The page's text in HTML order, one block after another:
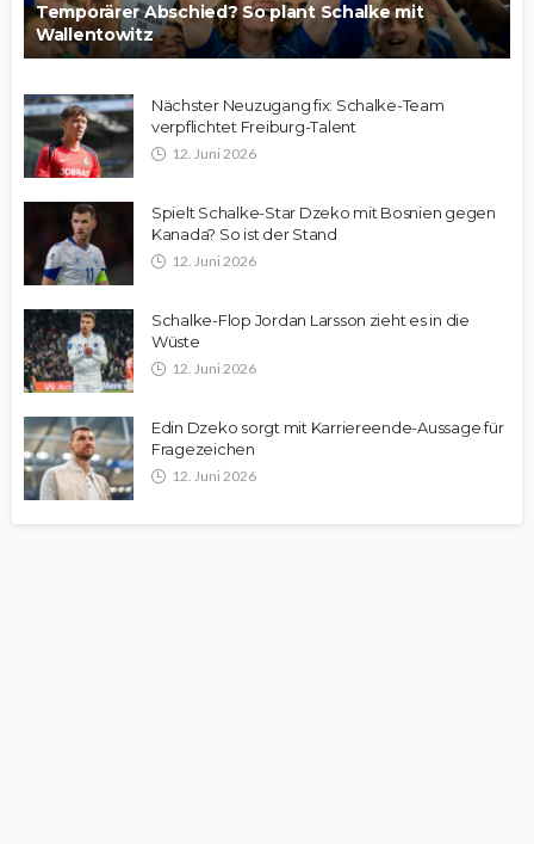
Temporärer Abschied? So plant Schalke mit
Wallentowitz
Nächster Neuzugang fix: Schalke-Team
verpflichtet Freiburg-Talent
12. Juni 2026
Spielt Schalke-Star Dzeko mit Bosnien gegen
Kanada? So ist der Stand
12. Juni 2026
Schalke-Flop Jordan Larsson zieht es in die
Wüste
12. Juni 2026
Edin Dzeko sorgt mit Karriereende-Aussage für
Fragezeichen
12. Juni 2026